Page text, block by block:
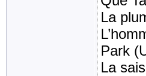
La
Park
La